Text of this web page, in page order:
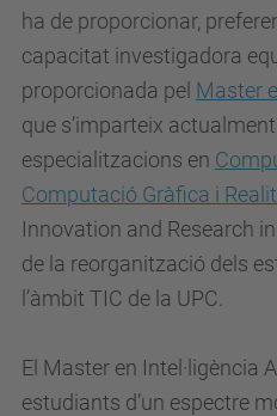
ha de proporcionar,
capacitat investigadora
proporcionada pel Master
que s’imparteix
especialitzacions en
Computació Gràfica i
Innovation and Research
de la reorganització dels
l’àmbit TIC de la UPC.
El Master en Intel·ligència
estudiants d’un espectre